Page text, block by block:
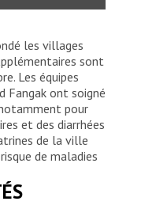
les villages
sont
Les équipes
Fangak ont soigné
pour
et des diarrhées
de la ville
de maladies